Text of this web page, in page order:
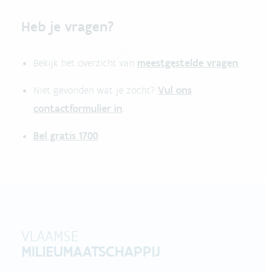
Heb je vragen?
Bekijk het overzicht van meestgestelde vragen
Niet gevonden wat je zocht? Vul ons
contactformulier in
Bel gratis 1700
VLAAMSE
MILIEUMAATSCHAPPIJ